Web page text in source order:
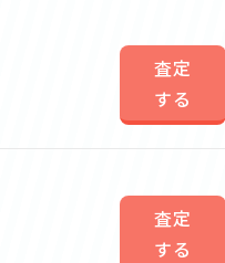
査定
する
査定
する